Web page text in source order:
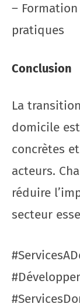
–
pratiques
Conclusion
La
domicile
concrètes
acteurs.
réduire
secteur